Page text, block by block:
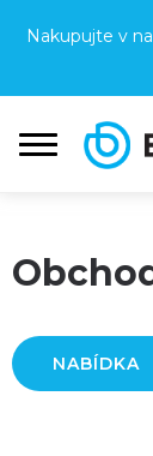
Nakupujte v
NABÍDKA